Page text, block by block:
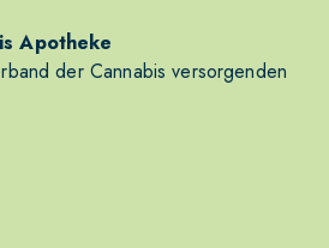
Apotheke
der Cannabis versorgenden